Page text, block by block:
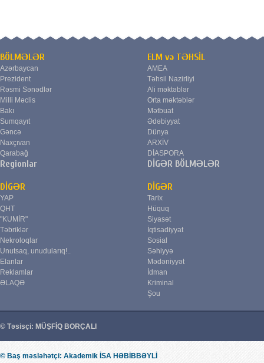
BÖLMƏLƏR
Azərbaycan
Prezident
Rəsmi Sənədlər
Milli Məclis
Bakı
Sumqayıt
Gəncə
Naxçıvan
Qarabağ
Regionlar
ELM və TƏHSİL
AMEA
Təhsil Nazirliyi
Ali məktəblər
Orta məktəblər
Mətbuat
Ədəbiyyat
Dünya
ARXİV
DİASPORA
DİGƏR BÖLMƏLƏR
DİGƏR
YAP
QHT
"KUMİR"
Təbriklər
Nekroloqlar
Unutsaq, unudularıq!..
Elanlar
Reklamlar
ƏLAQƏ
DİGƏR
Tarix
Hüquq
Siyasət
İqtisadiyyat
Sosial
Səhiyyə
Mədəniyyət
İdman
Kriminal
Şou
© Təsisçi: MÜŞFİQ BORÇALI
© Baş məsləhətçi: Akademik İSA HƏBİBBƏYLİ